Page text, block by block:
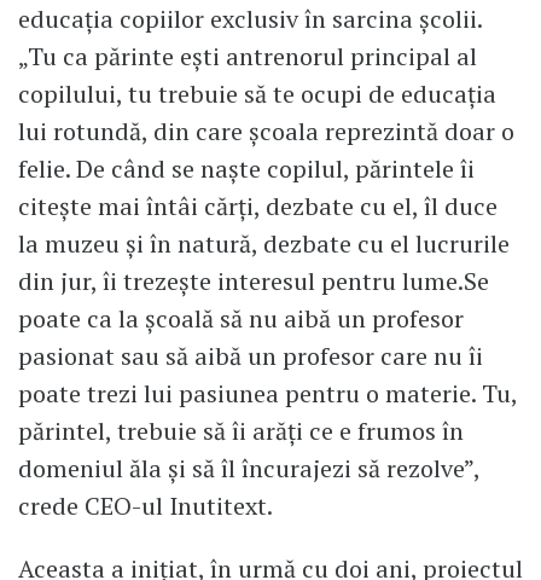
educația copiilor exclusiv în sarcina școlii.
„Tu ca părinte ești antrenorul principal al
copilului, tu trebuie să te ocupi de educația
lui rotundă, din care școala reprezintă doar o
felie. De când se naște copilul, părintele îi
citește mai întâi cărți, dezbate cu el, îl duce
la muzeu și în natură, dezbate cu el lucrurile
din jur, îi trezește interesul pentru lume.Se
poate ca la școală să nu aibă un profesor
pasionat sau să aibă un profesor care nu îi
poate trezi lui pasiunea pentru o materie. Tu,
părintel, trebuie să îi arăți ce e frumos în
domeniul ăla și să îl încurajezi să rezolve”,
crede CEO-ul Inutitext.
Aceasta a inițiat, în urmă cu doi ani, proiectul